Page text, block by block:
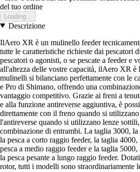
del tuo ordine
Loading...
Descrizione
IlAero XR è un mulinello feeder
tutte le caratteristiche richieste dai pescatori
pescatori o agonisti, o se pescate a feeder e
all'altezza delle vostre capacità, ilAero XR è
mulinelli si bilanciano perfettamente con le
e Pro di Shimano, offrendo una
vantaggio competitivo. Grazie ai freni a
e alla funzione antireverse aggiuntiva, è
direttamente con il freno quando si
l'antireverse quando si utilizzano lenze
combinazione di entrambi. La taglia 3000,
la pesca a corto raggio feeder, la taglia
pesca a medio raggio feeder e la taglia
la pesca pesante a lungo raggio feeder.
rotor, tutti i modelli sono straordinariamente